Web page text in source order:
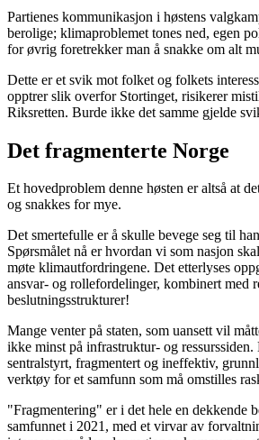
Partienes kommunikasjon i høstens
berolige; klimaproblemet tones ned, egen
for øvrig foretrekker man å snakke om alt
Dette er et svik mot folket og folkets
opptrer slik overfor Stortinget, risikerer
Riksretten. Burde ikke det samme gjelde
Det fragmenterte Norge
Et hovedproblem denne høsten er altså at
og snakkes for mye.
Det smertefulle er å skulle bevege seg til
Spørsmålet nå er hvordan vi som nasjon
møte klimautfordringene. Det etterlyses
ansvar- og rollefordelinger, kombinert med
beslutningsstrukturer!
Mange venter på staten, som uansett vil
ikke minst på infrastruktur- og ressurssiden.
sentralstyrt, fragmentert og ineffektiv,
verktøy for et samfunn som må omstilles
"Fragmentering" er i det hele en dekkende
samfunnet i 2021, med et virvar av